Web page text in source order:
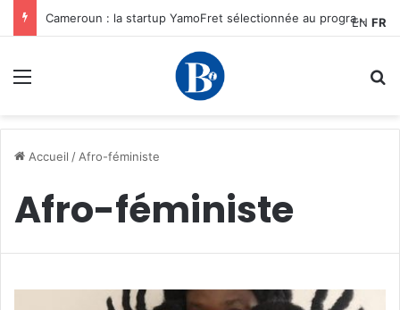
Cameroun : la startup YamoFret sélectionnée au programme HEC Challenge+ Afrique pour accélérer la transformation du fret en Afrique centrale
Accueil / Afro-féministe
Afro-féministe
EN FR